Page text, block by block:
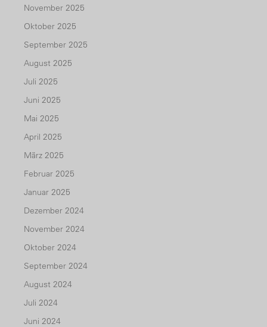
November 2025
Oktober 2025
September 2025
August 2025
Juli 2025
Juni 2025
Mai 2025
April 2025
März 2025
Februar 2025
Januar 2025
Dezember 2024
November 2024
Oktober 2024
September 2024
August 2024
Juli 2024
Juni 2024